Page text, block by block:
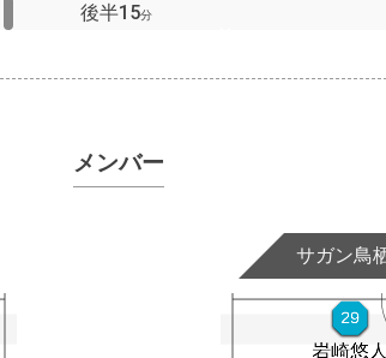
後半15分
メンバー
サガン鳥